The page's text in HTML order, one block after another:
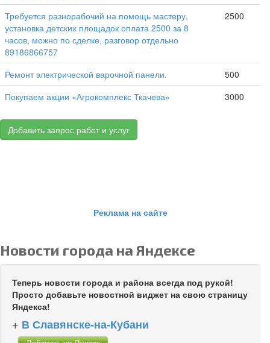
Требуется разнорабочий на помощь мастеру,
установка детских площадок оплата 2500 за 8
часов, можно по сделке, разговор отдельно
89186866757
2500
Ремонт электрической варочной панели.
500
Покупаем акции «Агрокомплекс Ткачева»
3000
Добавить запрос работ и услуг
Реклама на сайте
Новости города на Яндексе
Теперь новости города и района всегда под рукой!
Просто добавьте новостной виджет на свою страницу
Яндекса!
+ В Славянске-на-Кубани